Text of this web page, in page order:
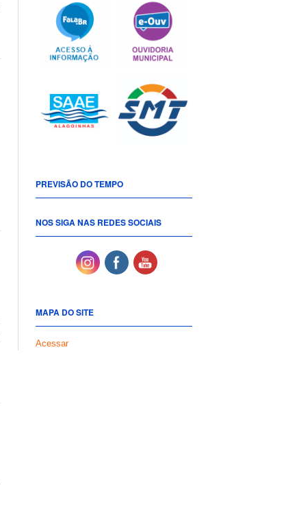
PREVISÃO DO TEMPO
NOS SIGA NAS REDES SOCIAIS
MAPA DO SITE
Acessar